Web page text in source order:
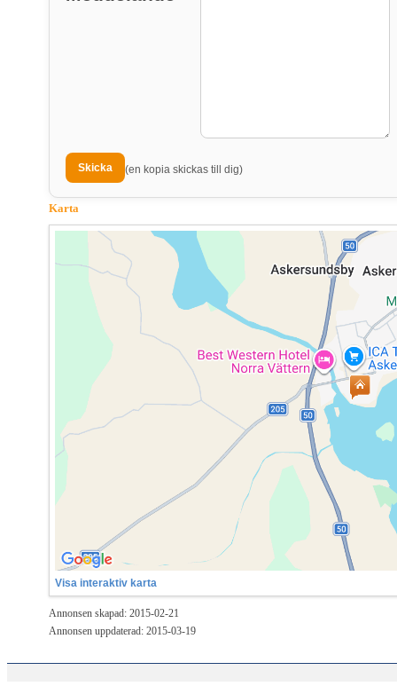
(en kopia skickas till dig)
Karta
Visa interaktiv karta
Annonsen skapad: 2015-02-21
Annonsen uppdaterad: 2015-03-19